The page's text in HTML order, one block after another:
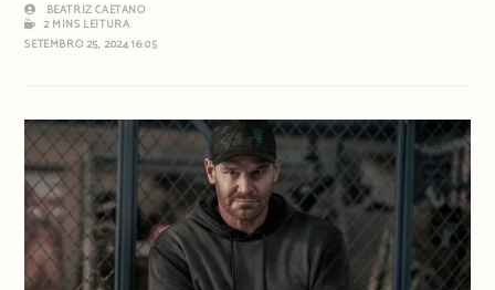
BEATRIZ CAETANO
2 MINS LEITURA
SETEMBRO 25, 2024 16:05